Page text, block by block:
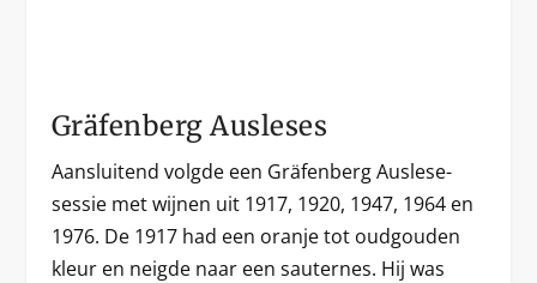
Gräfenberg Ausleses
Aansluitend volgde een Gräfenberg Auslese-
sessie met wijnen uit 1917, 1920, 1947, 1964 en
1976. De 1917 had een oranje tot oudgouden
kleur en neigde naar een sauternes. Hij was